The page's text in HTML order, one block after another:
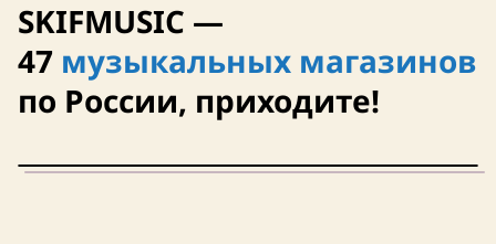
SKIFMUSIC —
47 музыкальных магазинов
по России, приходите!